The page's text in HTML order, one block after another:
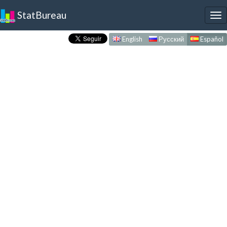
StatBureau
English Русский Español